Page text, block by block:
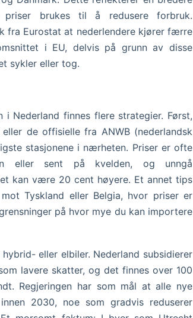
brukes til å redusere forbruk.
fra Eurostat at nederlendere kjører færre
i EU, delvis på grunn av disse
sykler eller tog.
i Nederland finnes flere strategier. Først,
de offisielle fra ANWB (nederlandsk
stasjonene i nærheten. Priser er ofte
eller sent på kvelden, og unngå
kan være 20 cent høyere. Et annet tips
Tyskland eller Belgia, hvor priser er
på hvor mye du kan importere
eller elbiler. Nederland subsidierer
lavere skatter, og det finnes over 100
Regjeringen har som mål at alle nye
2030, noe som gradvis reduserer